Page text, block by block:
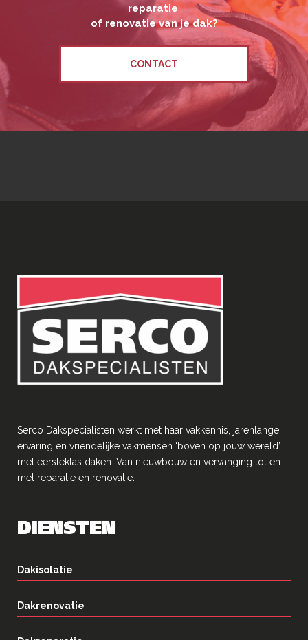
reparatie
of renovatie van je dak?
CONTACT
Serco Dakspecialisten werkt met haar vakkennis, jarenlange
ervaring en vriendelĳke vakmensen ‘boven op jouw wereld’
met eersteklas daken. Van nieuwbouw en vervanging tot en
met reparatie en renovatie.
DIENSTEN
Dakisolatie
Dakrenovatie